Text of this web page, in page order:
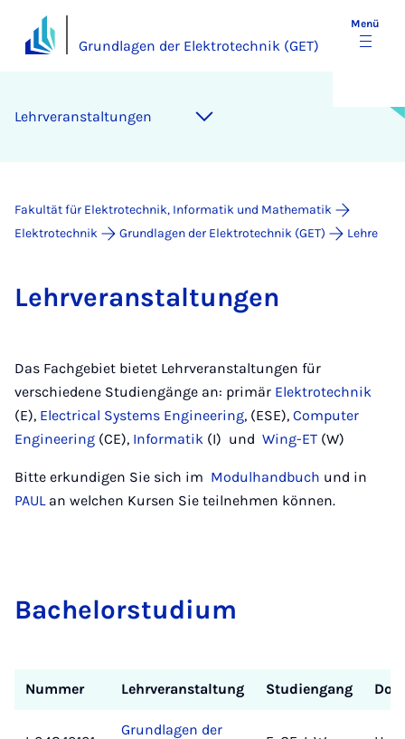
Grundlagen der Elektrotechnik (GET)
Menü
Lehr­­ver­­an­­sta­l­tun­­gen
Fakultät für Elektrotechnik, Informatik und Mathematik
Elektrotechnik
Grundlagen der Elektrotechnik (GET) Lehre
Lehr­­ver­­an­­sta­l­tun­­gen
Das Fachgebiet bietet Lehrveranstaltungen für
verschiedene Studiengänge an: primär Elektrotechnik
(E), Electrical Systems Engineering, (ESE), Computer
Engineering (CE), Informatik (I) und Wing-ET (W)
Bitte erkundigen Sie sich im Modulhandbuch und in
PAULan welchen Kursen Sie teilnehmen können.
Ba­che­lor­­stu­­di­um
Nummer Lehrveranstaltung Studiengang
Grundlagen der